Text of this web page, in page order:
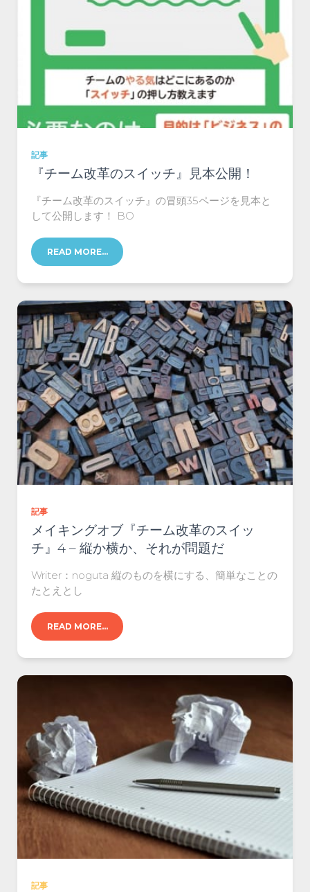
記事
『チーム改革のスイッチ』見本公開！
『チーム改革のスイッチ』の冒頭35ページを見本と
して公開します！ BO
READ MORE…
記事
メイキングオブ『チーム改革のスイッ
チ』4 – 縦か横か、それが問題だ
Writer：noguta 縦のものを横にする、簡単なことの
たとえとし
READ MORE…
記事